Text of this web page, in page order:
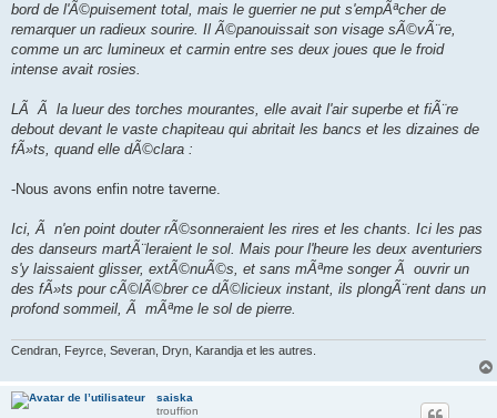
bord de l'Ã©puisement total, mais le guerrier ne put s'empÃªcher de
remarquer un radieux sourire. Il Ã©panouissait son visage sÃ©vÃ¨re,
comme un arc lumineux et carmin entre ses deux joues que le froid
intense avait rosies.
LÃ Ã la lueur des torches mourantes, elle avait l'air superbe et fiÃ¨re
debout devant le vaste chapiteau qui abritait les bancs et les dizaines de
fÃ»ts, quand elle dÃ©clara :
-Nous avons enfin notre taverne.
Ici, Ã n'en point douter rÃ©sonneraient les rires et les chants. Ici les pas
des danseurs martÃ¨leraient le sol. Mais pour l'heure les deux aventuriers
s'y laissaient glisser, extÃ©nuÃ©s, et sans mÃªme songer Ã ouvrir un
des fÃ»ts pour cÃ©lÃ©brer ce dÃ©licieux instant, ils plongÃ¨rent dans un
profond sommeil, Ã mÃªme le sol de pierre.
Cendran, Feyrce, Severan, Dryn, Karandja et les autres.
saiska
trouffion